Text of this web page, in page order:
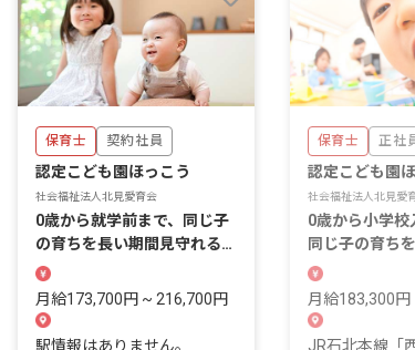
保育士 契約社員
認定こども園ほっこう
社会福祉法人北見愛育会
0歳から就学前まで、同じ子
の育ちを長い期間見守れる定
員100名の認定こども園で
す。
月給173,700円 ~ 216,700円
駅情報はありません。
保育士 正社員
認定こども園ほ
社会福祉法人北見愛育
0歳から小学校
同じ子の育ち
られる、北見
です。
月給183,300
JR石北本線「